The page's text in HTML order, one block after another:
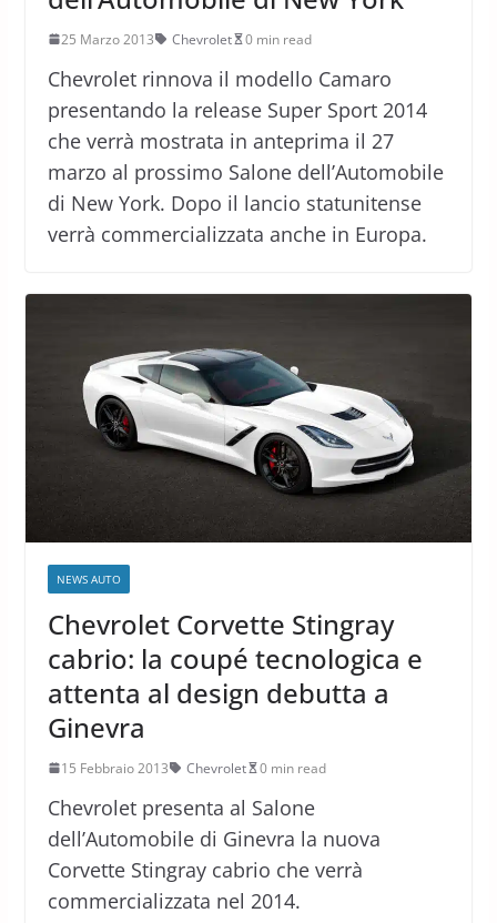
25 Marzo 2013 Chevrolet 0 min read
Chevrolet rinnova il modello Camaro
presentando la release Super Sport 2014
che verrà mostrata in anteprima il 27
marzo al prossimo Salone dell’Automobile
di New York. Dopo il lancio statunitense
verrà commercializzata anche in Europa.
NEWS AUTO
Chevrolet Corvette Stingray
cabrio: la coupé tecnologica e
attenta al design debutta a
Ginevra
15 Febbraio 2013 Chevrolet 0 min read
Chevrolet presenta al Salone
dell’Automobile di Ginevra la nuova
Corvette Stingray cabrio che verrà
commercializzata nel 2014.